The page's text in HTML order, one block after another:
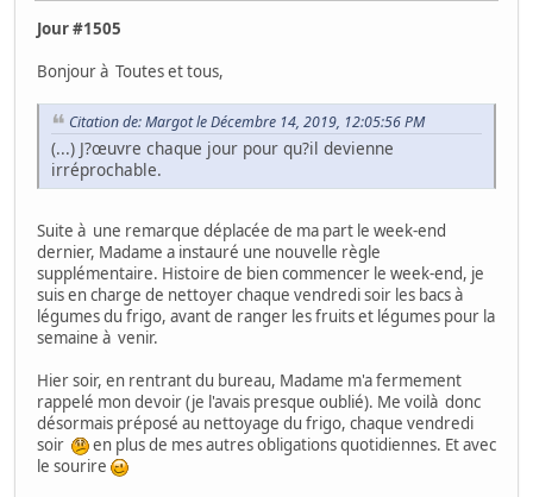
Jour #1505
Bonjour à Toutes et tous,
Citation de: Margot le Décembre 14, 2019, 12:05:56 PM
(...) J?œuvre chaque jour pour qu?il devienne
irréprochable.
Suite à une remarque déplacée de ma part le week-end
dernier, Madame a instauré une nouvelle règle
supplémentaire. Histoire de bien commencer le week-end, je
suis en charge de nettoyer chaque vendredi soir les bacs à
légumes du frigo, avant de ranger les fruits et légumes pour la
semaine à venir.
Hier soir, en rentrant du bureau, Madame m'a fermement
rappelé mon devoir (je l'avais presque oublié). Me voilà donc
désormais préposé au nettoyage du frigo, chaque vendredi
soir
en plus de mes autres obligations quotidiennes. Et avec
le sourire